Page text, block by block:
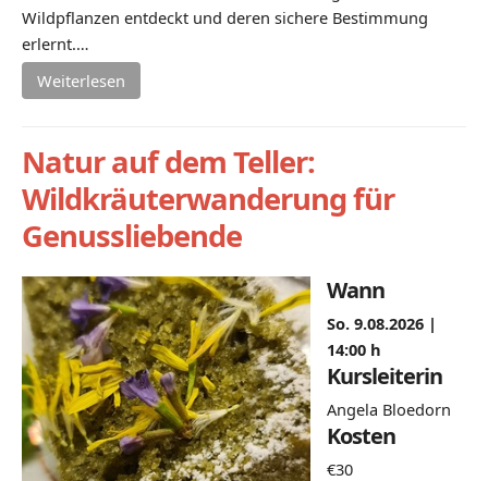
Wildpflanzen entdeckt und deren sichere Bestimmung
erlernt.…
Weiterlesen
Natur auf dem Teller:
Wildkräuterwanderung für
Genussliebende
Wann
So. 9.08.2026 |
14:00 h
Kursleiterin
Angela Bloedorn
Kosten
€30